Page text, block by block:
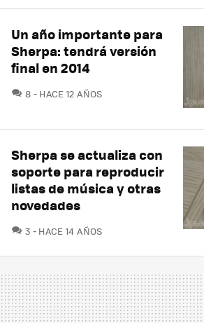
Un año importante para
Sherpa: tendrá versión
final en 2014
8 COMENTARIOS
HACE 12 AÑOS
Sherpa se actualiza con
soporte para reproducir
listas de música y otras
novedades
3 COMENTARIOS
HACE 14 AÑOS